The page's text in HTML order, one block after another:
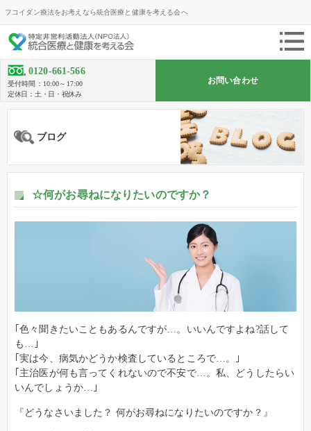
フコイダン療法をお考えなら統合医療と健康を考える会へ
0120-661-566
受付時間：10:00～17:00
定休日：土・日・祝休み
お問い合わせ
ブログ
☆何がお尋ねになりたいのですか？
｢色々聞きたいこともあるんですが…。いいんですよね?話して
も…｣
｢実は今、病気かどうか検査しているところで…。｣
｢主治医が何も言ってくれないので不安で…。私、どうしたらい
いんでしょうか…｣
『どうなさいました？ 何がお尋ねになりたいのですか？』